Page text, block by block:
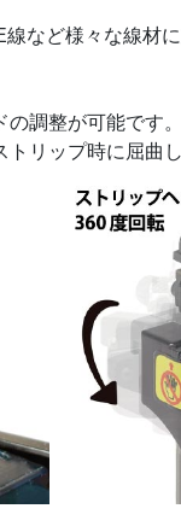
など様々な線材に
調整が可能です。
リップ時に屈曲し